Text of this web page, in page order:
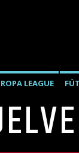
LEAGUE